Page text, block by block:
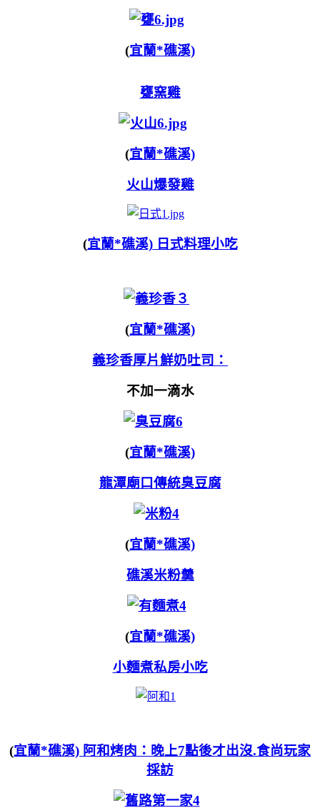
(宜蘭*礁溪)
甕窯雞
(宜蘭*礁溪)
火山爆發雞
(宜蘭*礁溪) 日式料理小吃
(宜蘭*礁溪)
義珍香厚片鮮奶吐司：
不加一滴水
(宜蘭*礁溪)
龍潭廟口傳統臭豆腐
(宜蘭*礁溪)
礁溪米粉羹
(宜蘭*礁溪)
小麵煮私房小吃
(宜蘭*礁溪) 阿和烤肉：晚上7點後才出沒.食尚玩家
採訪